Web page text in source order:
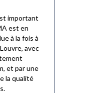
important
est en
à la fois à
avec
et par une
la qualité